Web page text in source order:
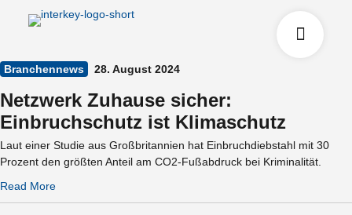
Branchennews 28. August 2024
Netzwerk Zuhause sicher:
Einbruchschutz ist Klimaschutz
Laut einer Studie aus Großbritannien hat Einbruchdiebstahl mit 30
Prozent den größten Anteil am CO2-Fußabdruck bei Kriminalität.
Read More